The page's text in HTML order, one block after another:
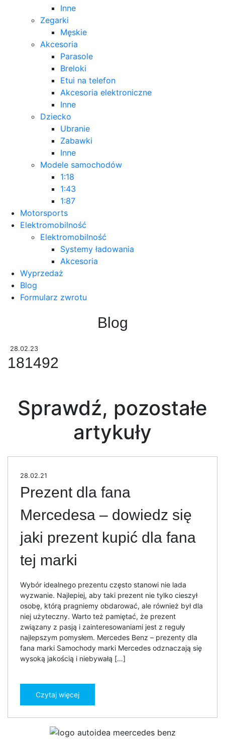
Inne
Zegarki
Męskie
Akcesoria
Parasole
Breloki
Etui na telefon
Akcesoria elektroniczne
Inne
Dziecko
Ubranie
Zabawki
Inne
Modele samochodów
1:18
1:43
1:87
Motorsports
Elektromobilność
Elektromobilność
Systemy ładowania
Akcesoria
Wyprzedaż
Blog
Formularz zwrotu
Blog
28.02.23
181492
Sprawdź, pozostałe
artykuły
28.02.21
Prezent dla fana
Mercedesa – dowiedz się
jaki prezent kupić dla fana
tej marki
Wybór idealnego prezentu często stanowi nie lada
wyzwanie. Najlepiej, aby taki prezent nie tylko cieszył
osobę, którą pragniemy obdarować, ale również był dla
niej użyteczny. Warto też pamiętać, że prezent
związany z pasją i zainteresowaniami jest z reguły
najlepszym pomysłem. Mercedes Benz – prezenty dla
fana marki Samochody marki Mercedes odznaczają się
wysoką jakością i niebywałą […]
Czytaj więcej